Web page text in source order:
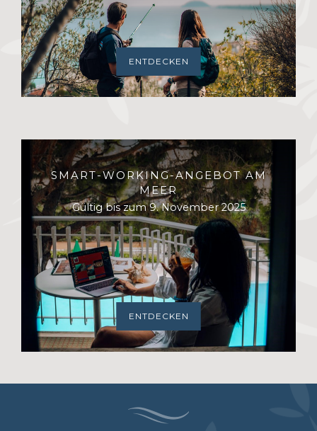
ENTDECKEN
SMART-WORKING-ANGEBOT AM
MEER
Gültig bis zum 9. November 2025
ENTDECKEN